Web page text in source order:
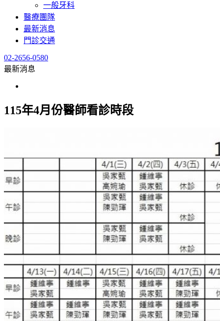
一般牙科
醫療團隊
最新消息
門診交通
02-2656-0580
最新消息
115年4月份醫師看診時段